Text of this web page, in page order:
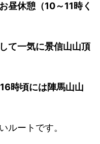
昼休憩（10～11時く
て一気に景信山山頂
時頃には陣馬山山
ルートです。